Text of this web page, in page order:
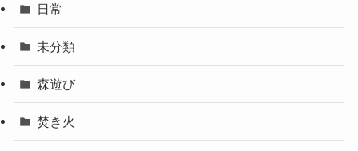
日常
未分類
森遊び
焚き火